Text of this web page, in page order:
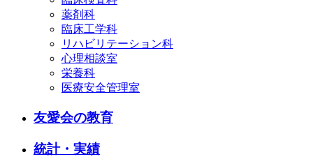
薬剤科
臨床工学科
リハビリテーション科
心理相談室
栄養科
医療安全管理室
友愛会の教育
統計・実績